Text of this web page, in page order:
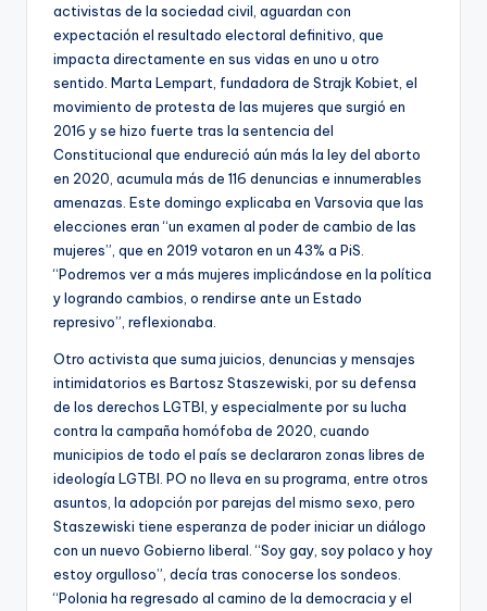
activistas de la sociedad civil, aguardan con
expectación el resultado electoral definitivo, que
impacta directamente en sus vidas en uno u otro
sentido. Marta Lempart, fundadora de Strajk Kobiet, el
movimiento de protesta de las mujeres que surgió en
2016 y se hizo fuerte tras la sentencia del
Constitucional que endureció aún más la ley del aborto
en 2020, acumula más de 116 denuncias e innumerables
amenazas. Este domingo explicaba en Varsovia que las
elecciones eran “un examen al poder de cambio de las
mujeres”, que en 2019 votaron en un 43% a PiS.
“Podremos ver a más mujeres implicándose en la política
y logrando cambios, o rendirse ante un Estado
represivo”, reflexionaba.
Otro activista que suma juicios, denuncias y mensajes
intimidatorios es Bartosz Staszewiski, por su defensa
de los derechos LGTBI, y especialmente por su lucha
contra la campaña homófoba de 2020, cuando
municipios de todo el país se declararon zonas libres de
ideología LGTBI. PO no lleva en su programa, entre otros
asuntos, la adopción por parejas del mismo sexo, pero
Staszewiski tiene esperanza de poder iniciar un diálogo
con un nuevo Gobierno liberal. “Soy gay, soy polaco y hoy
estoy orgulloso”, decía tras conocerse los sondeos.
“Polonia ha regresado al camino de la democracia y el